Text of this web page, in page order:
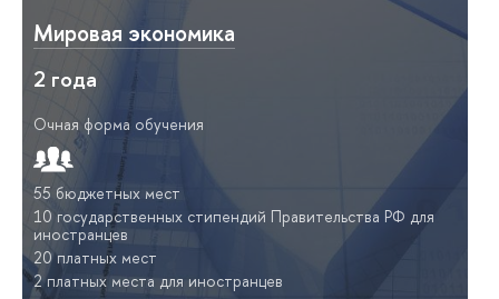
Мировая экономика
2 года
Очная форма обучения
55 бюджетных мест
10 государственных стипендий Правительства РФ для
иностранцев
20 платных мест
2 платных места для иностранцев